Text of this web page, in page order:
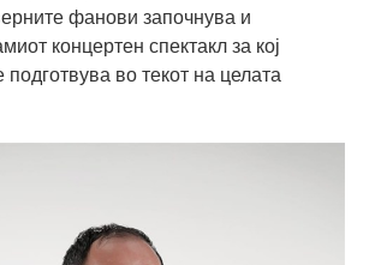
фанови започнува и
концертен спектакл за кој
во текот на целата